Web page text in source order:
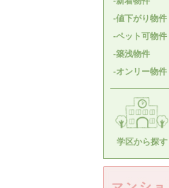
-値下がり物件
-ペット可物件
-築浅物件
-オンリー物件
学区から探す